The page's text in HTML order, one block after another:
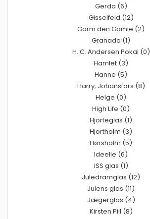
Gerda (6)
Gisselfeld (12)
Gorm den Gamle (2)
Granada (1)
H. C. Andersen Pokal (0)
Hamlet (3)
Hanne (5)
Harry, Johansfors (8)
Helge (0)
High Life (0)
Hjorteglas (1)
Hjortholm (3)
Hørsholm (5)
Ideelle (6)
ISS glas (1)
Juledramglas (12)
Julens glas (11)
Jægerglas (4)
Kirsten Piil (8)